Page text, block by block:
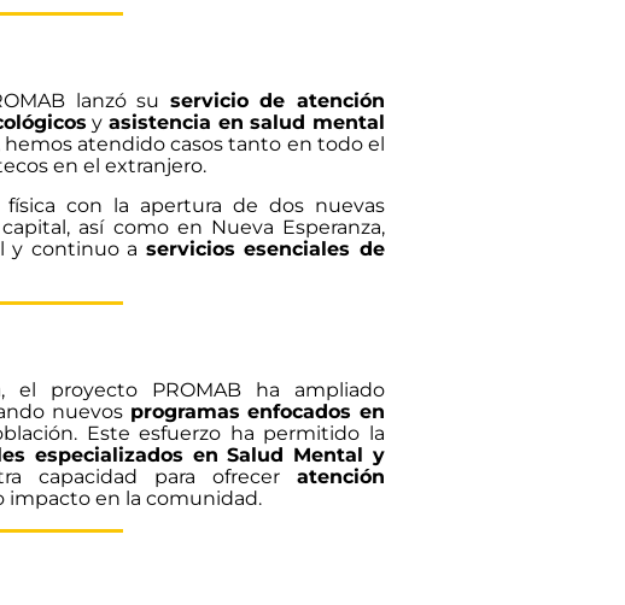
lanzó su servicio de atención
y asistencia en salud mental
atendido casos tanto en todo el
en el extranjero.
física con la apertura de dos nuevas
así como en Nueva Esperanza,
y continuo a servicios esenciales de
el proyecto PROMAB ha ampliado
nuevos programas enfocados en
Este esfuerzo ha permitido la
especializados en Salud Mental y
capacidad para ofreceratención
impacto en la comunidad.